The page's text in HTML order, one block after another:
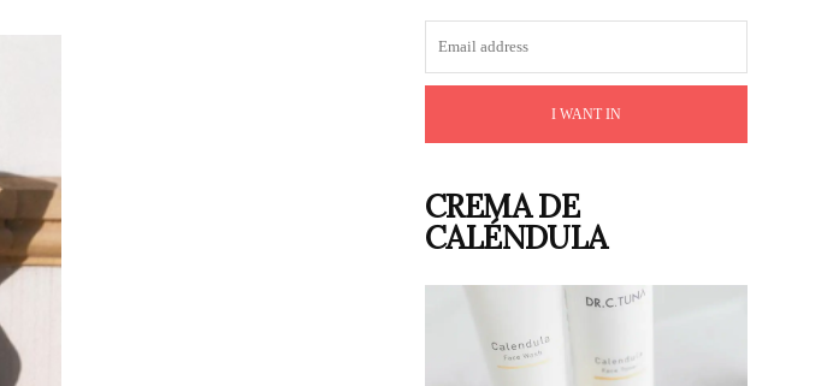
I WANT IN
CREMA DE
CALÉNDULA